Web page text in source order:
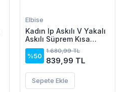
Elbise
Kadın Ip Askılı V Yakalı
Askılı Süprem Kısa
Elbise
%50
1.680,99 TL
839,99 TL
Sepete Ekle